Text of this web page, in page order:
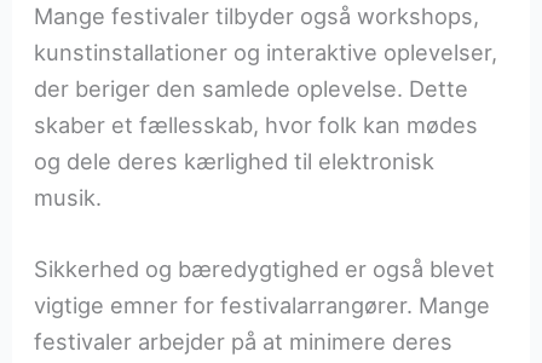
Mange festivaler tilbyder også workshops,
kunstinstallationer og interaktive oplevelser,
der beriger den samlede oplevelse. Dette
skaber et fællesskab, hvor folk kan mødes
og dele deres kærlighed til elektronisk
musik.
Sikkerhed og bæredygtighed er også blevet
vigtige emner for festivalarrangører. Mange
festivaler arbejder på at minimere deres